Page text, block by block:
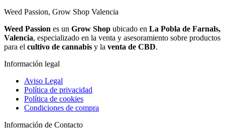
Weed Passion, Grow Shop Valencia
Weed Passion es un Grow Shop ubicado en La Pobla de Farnals,
Valencia, especializado en la venta y asesoramiento sobre productos
para el cultivo de cannabis y la venta de CBD.
Información legal
Aviso Legal
Política de privacidad
Política de cookies
Condiciones de compra
Información de Contacto